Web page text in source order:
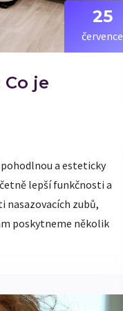
25
července
je
a esteticky
lepší funkčnosti a
nasazovacích zubů,
poskytneme několik